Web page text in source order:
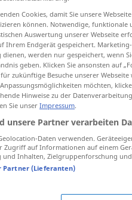
>Cookies, damit Sie unsere
können. Notwendige, funktionale
Auswertung unserer Webseite
Ihrem Endgerät gespeichert.
dienen, werden nur gespeichert, wenn
geben. Klicken Sie ansonsten auf
zukünftige Besuche unserer
möchten,
Hinweise zu der
Sie unser Impressum.
unsere Partner verarbeiten
Daten verwenden.
Zugriff auf Informationen auf einem
und Inhalten, Zielgruppenforschung
Partner (Lieferanten)